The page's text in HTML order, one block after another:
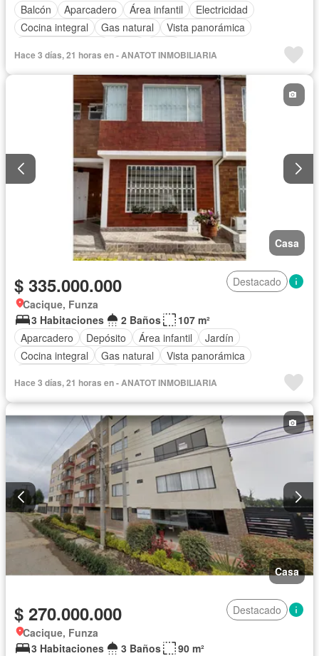
Balcón
Aparcadero Área infantil
Electricidad
Cocina integral
Gas natural
Vista panorámica
Hace 3 días, 21 horas en - ANATOT INMOBILIARIA
Casa
$ 335.000.000
Destacado
Cacique, Funza
3 Habitaciones
2 Baños
107 m²
Aparcadero
Depósito Área infantil
Jardín
Cocina integral
Gas natural
Vista panorámica
Hace 3 días, 21 horas en - ANATOT INMOBILIARIA
Casa
$ 270.000.000
Destacado
Cacique, Funza
3 Habitaciones
3 Baños
90 m²